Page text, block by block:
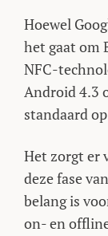
Hoewel
het gaat om
NFC-
Android 4.3
standaard
Het zorgt er
deze fase
belang is
on- en